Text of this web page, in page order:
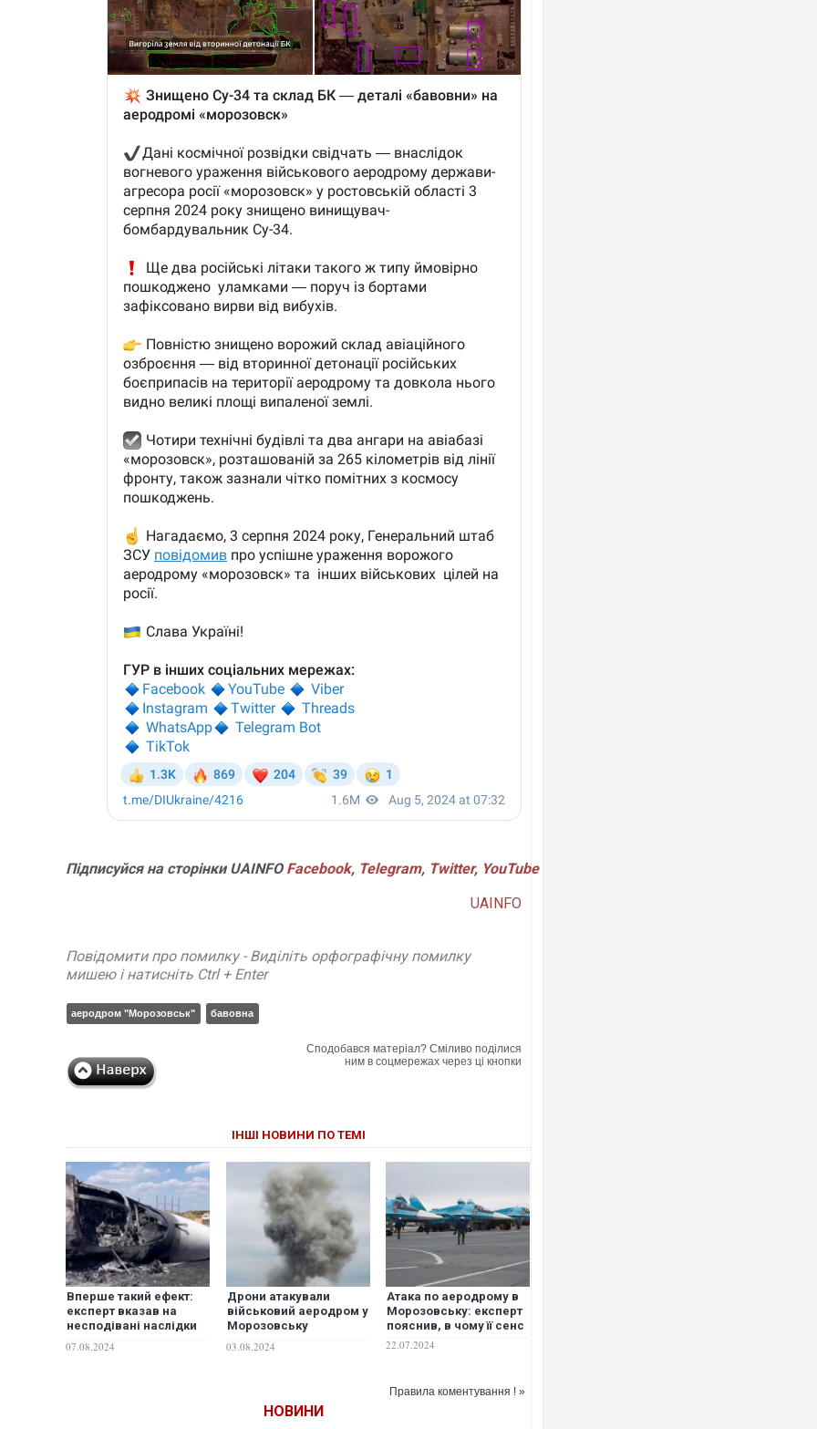
Підписуйся на сторінки UAINFO Facebook, Telegram, Twitter, YouTube
UAINFO
Повідомити про помилку - Виділіть орфографічну помилку
мишею і натисніть Ctrl + Enter
аеродром "Морозовськ" бавовна
Сподобався матеріал? Сміливо поділися
ним в соцмережах через ці кнопки
ІНШІ НОВИНИ ПО ТЕМІ
Вперше такий ефект:
експерт вказав на
несподівані наслідки
"Морозовськ"
07.08.2024
Дрони атакували
військовий аеродром у
Морозовську
03.08.2024
Атака по аеродрому в
Морозовську: експерт
пояснив, в чому її сенс
22.07.2024
Правила коментування ! »
НОВИНИ